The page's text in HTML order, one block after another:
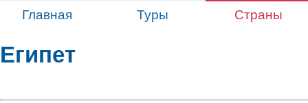
Главная Туры Страны
Египет